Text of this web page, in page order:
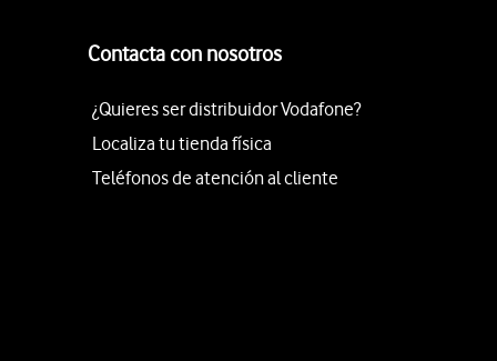
Contacta con nosotros
¿Quieres ser distribuidor Vodafone?
Localiza tu tienda física
Teléfonos de atención al cliente